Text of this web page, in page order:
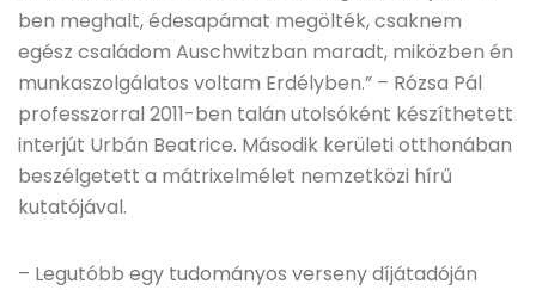
ben meghalt, édesapámat megölték, csaknem
egész családom Auschwitzban maradt, miközben én
munkaszolgálatos voltam Erdélyben.” – Rózsa Pál
professzorral 2011-ben talán utolsóként készíthetett
interjút Urbán Beatrice. Második kerületi otthonában
beszélgetett a mátrixelmélet nemzetközi hírű
kutatójával.
– Legutóbb egy tudományos verseny díjátadóján